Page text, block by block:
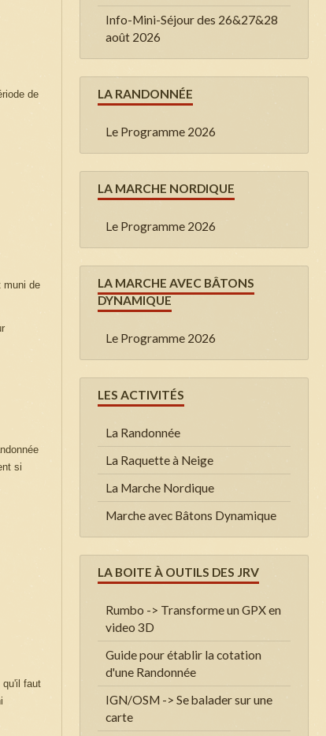
de
muni de
si
qu'il faut
Info-Mini-Séjour des 26&27&28
août 2026
LA RANDONNÉE
Le Programme 2026
LA MARCHE NORDIQUE
Le Programme 2026
LA MARCHE AVEC BÂTONS
DYNAMIQUE
Le Programme 2026
LES ACTIVITÉS
La Randonnée
La Raquette à Neige
La Marche Nordique
Marche avec Bâtons Dynamique
LA BOITE À OUTILS DES JRV
Rumbo -> Transforme un GPX en
video 3D
Guide pour établir la cotation
d'une Randonnée
IGN/OSM -> Se balader sur une
carte